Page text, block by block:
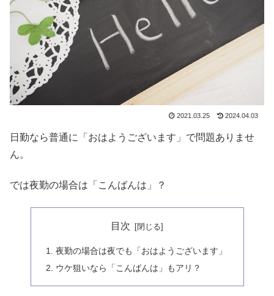
2021.03.25 2024.04.03
日勤なら普通に「おはようございます」で問題ありませ
ん。
では夜勤の場合は「こんばんは」？
目次
夜勤の場合は夜でも「おはようございます」
ウケ狙いなら「こんばんは」もアリ？